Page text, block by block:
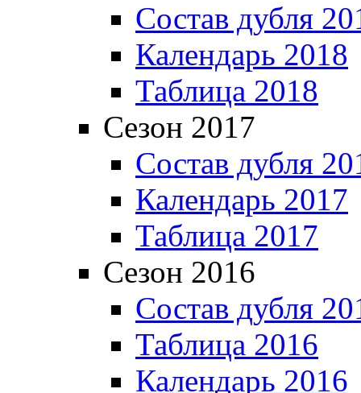
Состав дубля
Календарь 2018
Таблица 2018
Сезон 2017
Состав дубля
Календарь 2017
Таблица 2017
Сезон 2016
Состав дубля
Таблица 2016
Календарь 2016